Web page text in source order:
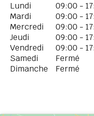
Lundi
09:00 -
Mardi
09:00 -
Mercredi
09:00 -
Jeudi
09:00 -
Vendredi
09:00 -
Samedi
Fermé
Dimanche
Fermé